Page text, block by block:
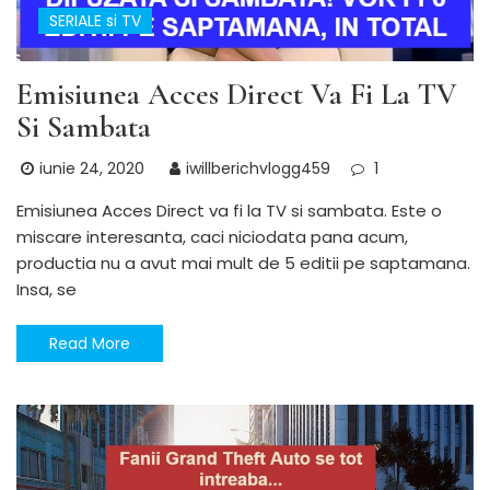
SERIALE si TV
Emisiunea Acces Direct Va Fi La TV
Si Sambata
iunie 24, 2020 iwillberichvlogg459 1
Emisiunea Acces Direct va fi la TV si sambata. Este o
miscare interesanta, caci niciodata pana acum,
productia nu a avut mai mult de 5 editii pe saptamana.
Insa, se
Read More